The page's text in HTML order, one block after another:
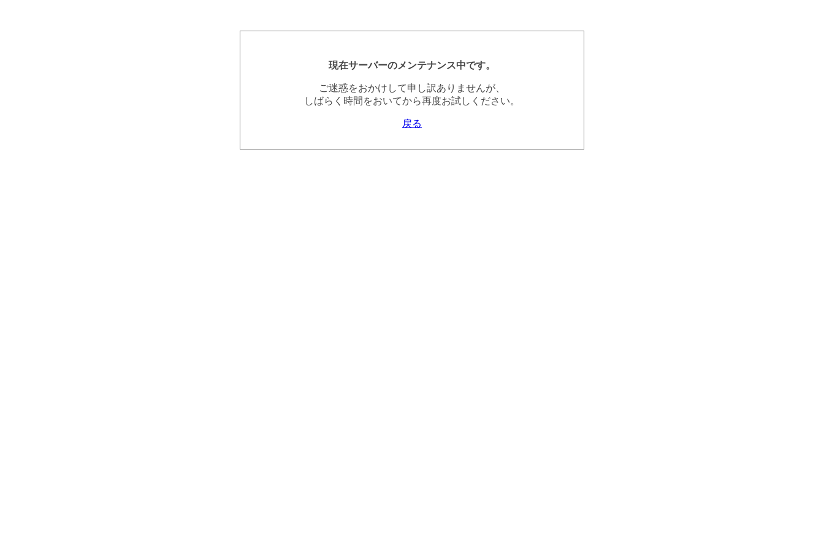
現在サーバーのメンテナンス中です。
ご迷惑をおかけして申し訳ありませんが、
しばらく時間をおいてから再度お試しください。
戻る